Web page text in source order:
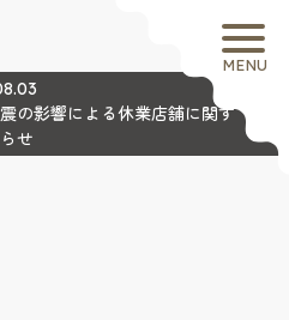
MENU
の影響による休業店舗に関す
せ